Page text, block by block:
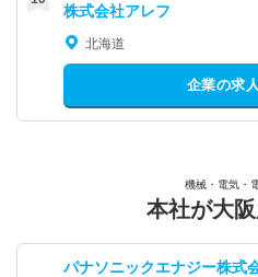
株式会社アレフ
北海道
企業の求
機械・電気・
本社が大
パナソニックエナジー株式